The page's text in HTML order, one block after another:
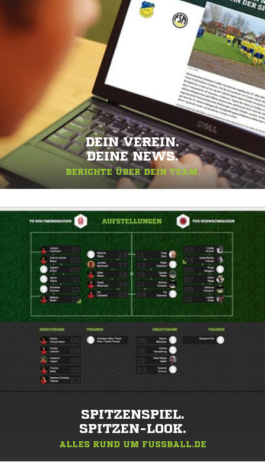
DEIN VEREIN.
DEINE NEWS.
BERICHTE ÜBER DEIN TEAM.
SPITZENSPIEL.
SPITZEN-LOOK.
ALLES RUND UM FUSSBALL.DE